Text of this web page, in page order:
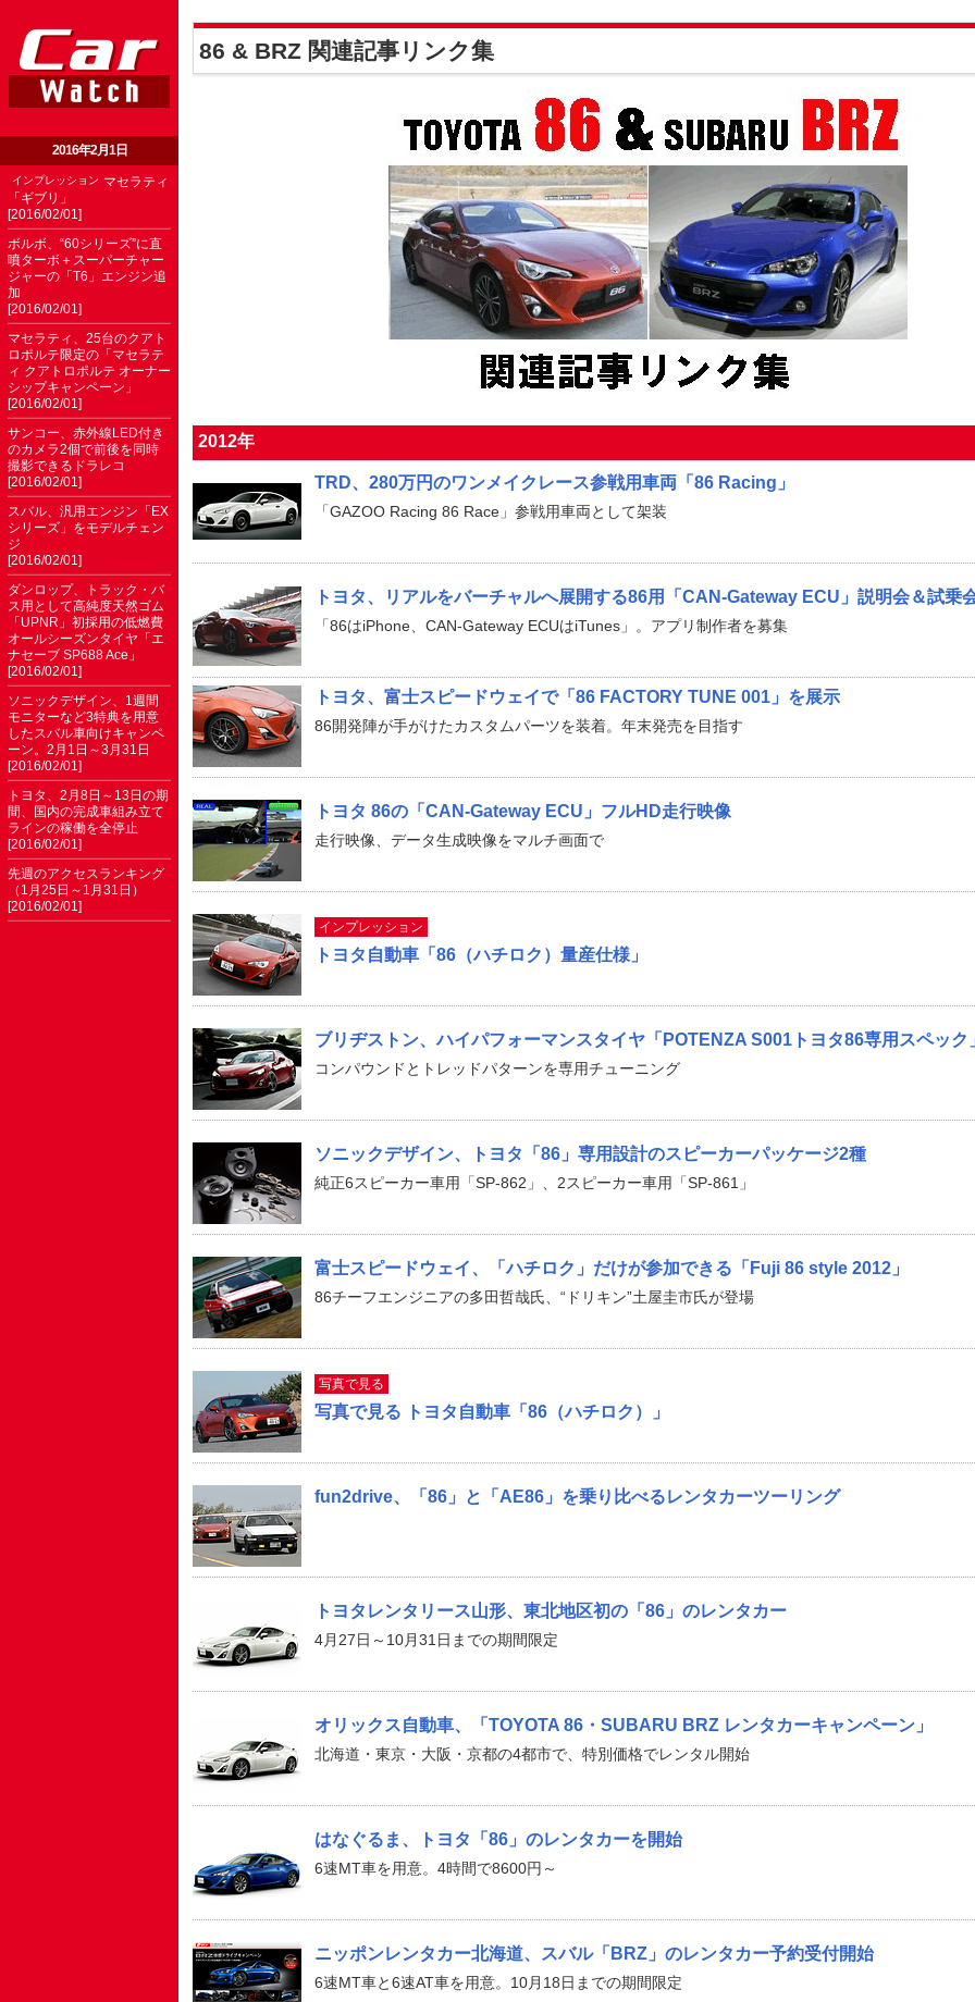
86 & BRZ 関連記事リンク集
2012年
TRD、280万円のワンメイクレース参戦用車両「86 Racing」
「GAZOO Racing 86 Race」参戦用車両として架装
トヨタ、リアルをバーチャルへ展開する86用「CAN-Gateway ECU」説明会＆試乗
「86はiPhone、CAN-Gateway ECUはiTunes」。アプリ制作者を募集
トヨタ、富士スピードウェイで「86 FACTORY TUNE 001」を展示
86開発陣が手がけたカスタムパーツを装着。年末発売を目指す
トヨタ 86の「CAN-Gateway ECU」フルHD走行映像
走行映像、データ生成映像をマルチ画面で
インプレッション
トヨタ自動車「86（ハチロク）量産仕様」
ブリヂストン、ハイパフォーマンスタイヤ「POTENZA S001トヨタ86専用スペック
コンパウンドとトレッドパターンを専用チューニング
ソニックデザイン、トヨタ「86」専用設計のスピーカーパッケージ2種
純正6スピーカー車用「SP-862」、2スピーカー車用「SP-861」
富士スピードウェイ、「ハチロク」だけが参加できる「Fuji 86 style 2012」
86チーフエンジニアの多田哲哉氏、“ドリキン”土屋圭市氏が登場
写真で見る
写真で見る トヨタ自動車「86（ハチロク）」
fun2drive、「86」と「AE86」を乗り比べるレンタカーツーリング
トヨタレンタリース山形、東北地区初の「86」のレンタカー
4月27日～10月31日までの期間限定
オリックス自動車、「TOYOTA 86・SUBARU BRZ レンタカーキャンペーン」
北海道・東京・大阪・京都の4都市で、特別価格でレンタル開始
はなぐるま、トヨタ「86」のレンタカーを開始
6速MT車を用意。4時間で8600円～
ニッポンレンタカー北海道、スバル「BRZ」のレンタカー予約受付開始
6速MT車と6速AT車を用意。10月18日までの期間限定
2016年2月1日
インプレッション マセラティ
「ギブリ」
[2016/02/01]
ボルボ、“60シリーズ”に直
噴ターボ＋スーパーチャー
ジャーの「T6」エンジン追
加
[2016/02/01]
マセラティ、25台のクアト
ロポルテ限定の「マセラテ
ィ クアトロポルテ オーナー
シップキャンペーン」
[2016/02/01]
サンコー、赤外線LED付き
のカメラ2個で前後を同時
撮影できるドラレコ
[2016/02/01]
スバル、汎用エンジン「EX
シリーズ」をモデルチェン
ジ
[2016/02/01]
ダンロップ、トラック・バ
ス用として高純度天然ゴム
「UPNR」初採用の低燃費
オールシーズンタイヤ「エ
ナセーブ SP688 Ace」
[2016/02/01]
ソニックデザイン、1週間
モニターなど3特典を用意
したスバル車向けキャンペ
ーン。2月1日～3月31日
[2016/02/01]
トヨタ、2月8日～13日の期
間、国内の完成車組み立て
ラインの稼働を全停止
[2016/02/01]
先週のアクセスランキング
（1月25日～1月31日）
[2016/02/01]